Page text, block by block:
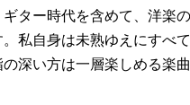
ギター時代を含めて、洋楽
。私自身は未熟ゆえにすべ
の深い方は一層楽しめる楽